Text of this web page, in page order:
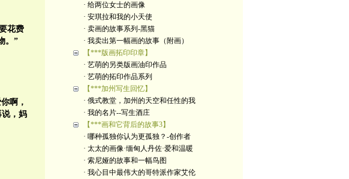
花费
。”
啊，
说，妈
· 给两位女士的画像
· 安琪拉和我的小天使
· 卖画的故事系列-黑猫
· 我卖出第一幅画的故事（附画）
【***版画拓印印章】
· 艺萌的另类版画油印作品
· 艺萌的拓印作品系列
【***加州写生回忆】
· 俄式教堂，加州的天空和任性的我
· 我的名片--写生酒庄
【***画和它背后的故事3】
· 哪种孤独你认为更孤独？-创作者
· 太太的画像·缅甸人丹佐·爱和温暖
· 索尼娅的故事和一幅鸟图
· 我心目中最伟大的哥特派作家艾伦